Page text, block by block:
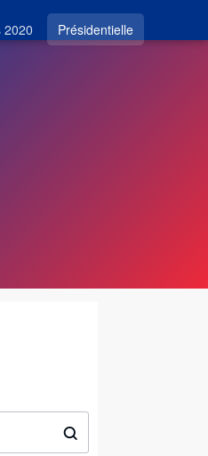
2020 Présidentielle